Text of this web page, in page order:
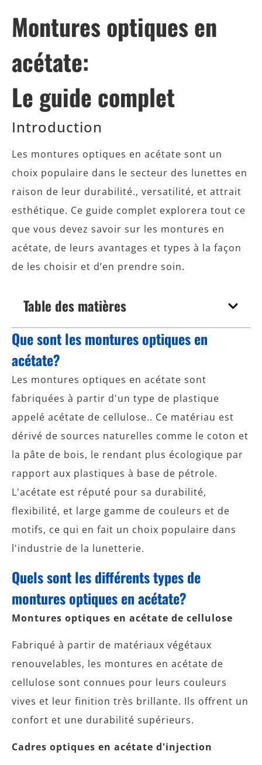
Montures optiques en
acétate:
Le guide complet
Introduction
Les montures optiques en acétate sont un
choix populaire dans le secteur des lunettes en
raison de leur durabilité., versatilité, et attrait
esthétique. Ce guide complet explorera tout ce
que vous devez savoir sur les montures en
acétate, de leurs avantages et types à la façon
de les choisir et d’en prendre soin.
Table des matières
Que sont les montures optiques en
acétate?
Les montures optiques en acétate sont
fabriquées à partir d'un type de plastique
appelé acétate de cellulose.. Ce matériau est
dérivé de sources naturelles comme le coton et
la pâte de bois, le rendant plus écologique par
rapport aux plastiques à base de pétrole.
L'acétate est réputé pour sa durabilité,
flexibilité, et large gamme de couleurs et de
motifs, ce qui en fait un choix populaire dans
l'industrie de la lunetterie.
Quels sont les différents types de
montures optiques en acétate?
Montures optiques en acétate de cellulose
Fabriqué à partir de matériaux végétaux
renouvelables, les montures en acétate de
cellulose sont connues pour leurs couleurs
vives et leur finition très brillante. Ils offrent un
confort et une durabilité supérieurs.
Cadres optiques en acétate d'injection